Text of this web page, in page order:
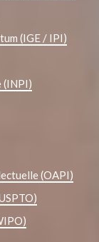
(IGE / IPI)
(INPI)
(OAPI)